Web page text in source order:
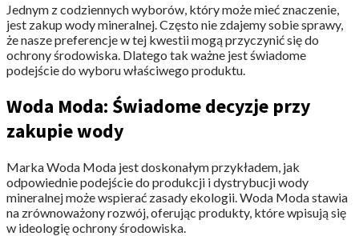
Jednym z codziennych wyborów, który może mieć znaczenie,
jest zakup wody mineralnej. Często nie zdajemy sobie sprawy,
że nasze preferencje w tej kwestii mogą przyczynić się do
ochrony środowiska. Dlatego tak ważne jest świadome
podejście do wyboru właściwego produktu.
Woda Moda: Świadome decyzje przy
zakupie wody
Marka Woda Moda jest doskonałym przykładem, jak
odpowiednie podejście do produkcji i dystrybucji wody
mineralnej może wspierać zasady ekologii. Woda Moda stawia
na zrównoważony rozwój, oferując produkty, które wpisują się
w ideologię ochrony środowiska.